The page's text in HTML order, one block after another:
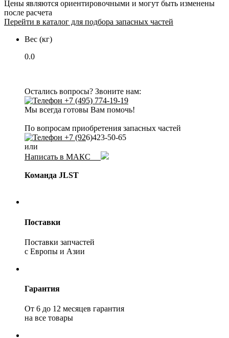
Цены являются ориентировочными и могут быть изменены
после расчета
Перейти в каталог для подбора запасных частей
Вес (кг)
0.0
Остались вопросы? Звоните нам:
+7 (495) 774-19-19
Мы всегда готовы Вам помочь!
По вопросам приобретения запасных частей
+7 (926)423-50-65
или
Написать в МАКС
Команда JLST
Поставки
Поставки запчастей
с Европы и Азии
Гарантия
От 6 до 12 месяцев гарантия
на все товары